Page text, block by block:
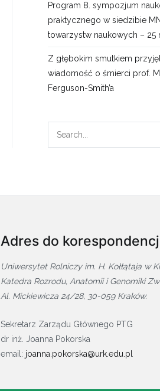
Program 8. sympozjum
praktycznego w siedzibie
towarzystw naukowych – 25
Z głębokim smutkiem
wiadomość o śmierci prof.
Ferguson-Smith’a
Adres do
Uniwersytet Rolniczy im. H. Kołłątaja w
Katedra Rozrodu, Anatomii i Genomiki
Al. Mickiewicza 24/28, 30-059 Kraków.
Sekretarz Zarządu Głównego PTG
dr inż. Joanna Pokorska
email: joanna.pokorska@urk.edu.pl